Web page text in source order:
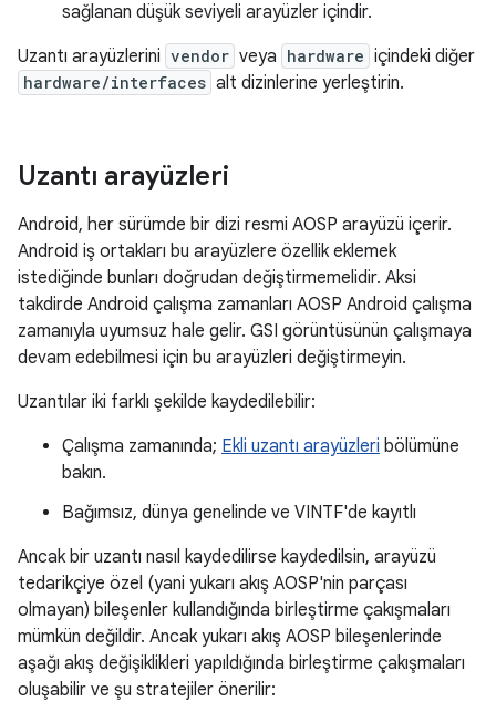
sağlanan düşük seviyeli arayüzler içindir.
Uzantı arayüzlerini vendor veya hardware içindeki diğer
hardware/interfaces alt dizinlerine yerleştirin.
Uzantı arayüzleri
Android, her sürümde bir dizi resmi AOSP arayüzü içerir.
Android iş ortakları bu arayüzlere özellik eklemek
istediğinde bunları doğrudan değiştirmemelidir. Aksi
takdirde Android çalışma zamanları AOSP Android çalışma
zamanıyla uyumsuz hale gelir. GSI görüntüsünün çalışmaya
devam edebilmesi için bu arayüzleri değiştirmeyin.
Uzantılar iki farklı şekilde kaydedilebilir:
Çalışma zamanında; Ekli uzantı arayüzleri bölümüne
bakın.
Bağımsız, dünya genelinde ve VINTF'de kayıtlı
Ancak bir uzantı nasıl kaydedilirse kaydedilsin, arayüzü
tedarikçiye özel (yani yukarı akış AOSP'nin parçası
olmayan) bileşenler kullandığında birleştirme çakışmaları
mümkün değildir. Ancak yukarı akış AOSP bileşenlerinde
aşağı akış değişiklikleri yapıldığında birleştirme çakışmaları
oluşabilir ve şu stratejiler önerilir: